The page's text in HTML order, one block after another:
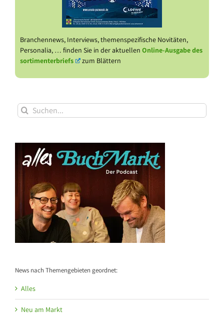
Branchennews, Interviews, themenspezifische Novitäten,
Personalia, … finden Sie in der aktuellen Online-Ausgabe des
sortimenterbriefs
zum Blättern
Suche
nach:
News nach Themengebieten geordnet:
Alles
Neu am Markt